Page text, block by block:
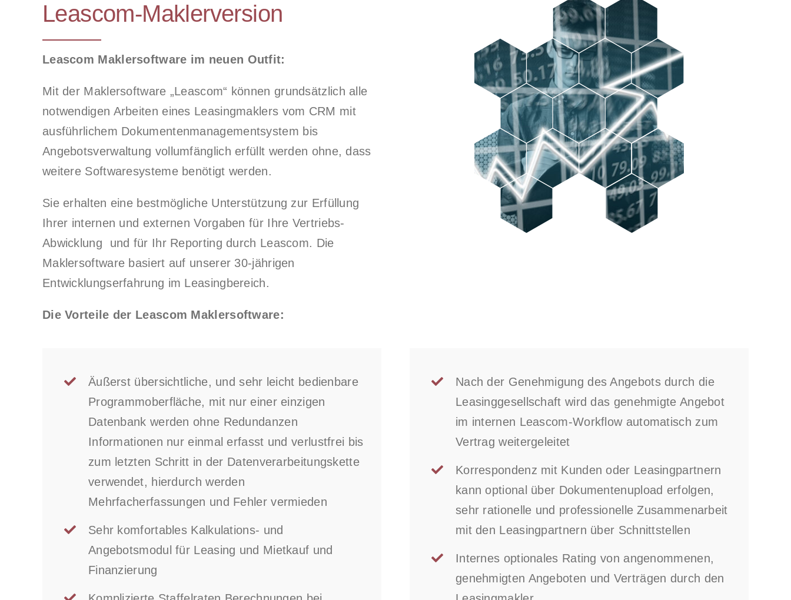
Leascom-Maklerversion
Leascom Maklersoftware im neuen Outfit:
Mit der Maklersoftware „Leascom“ können grundsätzlich alle
notwendigen Arbeiten eines Leasingmaklers vom CRM mit
ausführlichem Dokumentenmanagementsystem bis
Angebotsverwaltung vollumfänglich erfüllt werden ohne, dass
weitere Softwaresysteme benötigt werden.
Sie erhalten eine bestmögliche Unterstützung zur Erfüllung
Ihrer internen und externen Vorgaben für Ihre Vertriebs-
Abwicklung und für Ihr Reporting durch Leascom. Die
Maklersoftware basiert auf unserer 30-jährigen
Entwicklungserfahrung im Leasingbereich.
Die Vorteile der Leascom Maklersoftware:
Äußerst übersichtliche, und sehr leicht bedienbare
Programmoberfläche, mit nur einer einzigen
Datenbank werden ohne Redundanzen
Informationen nur einmal erfasst und verlustfrei bis
zum letzten Schritt in der Datenverarbeitungskette
verwendet, hierdurch werden
Mehrfacherfassungen und Fehler vermieden
Sehr komfortables Kalkulations- und
Angebotsmodul für Leasing und Mietkauf und
Finanzierung
Nach der Genehmigung des Angebots durch die
Leasinggesellschaft wird das genehmigte Angebot
im internen Leascom-Workflow automatisch zum
Vertrag weitergeleitet
Korrespondenz mit Kunden oder Leasingpartnern
kann optional über Dokumentenupload erfolgen,
sehr rationelle und professionelle Zusammenarbeit
mit den Leasingpartnern über Schnittstellen
Internes optionales Rating von angenommenen,
genehmigten Angeboten und Verträgen durch den